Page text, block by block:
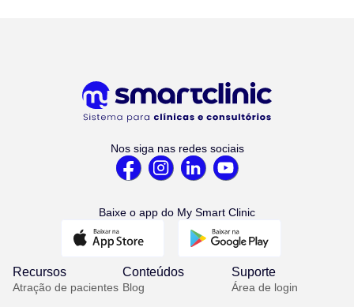
Nos siga nas redes sociais
Baixe o app do My Smart Clinic
Recursos
Atração de pacientes
Conteúdos
Blog
Suporte
Área de login